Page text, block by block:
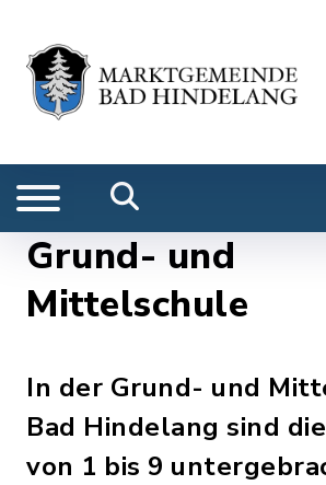
Grund- und
Mittelschule
In der Grund- und
Bad Hindelang sind
von 1 bis 9